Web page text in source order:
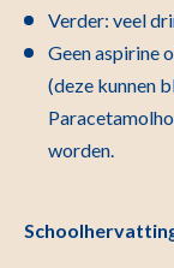
Verder: veel
Geen aspirine
(deze kunnen
worden.